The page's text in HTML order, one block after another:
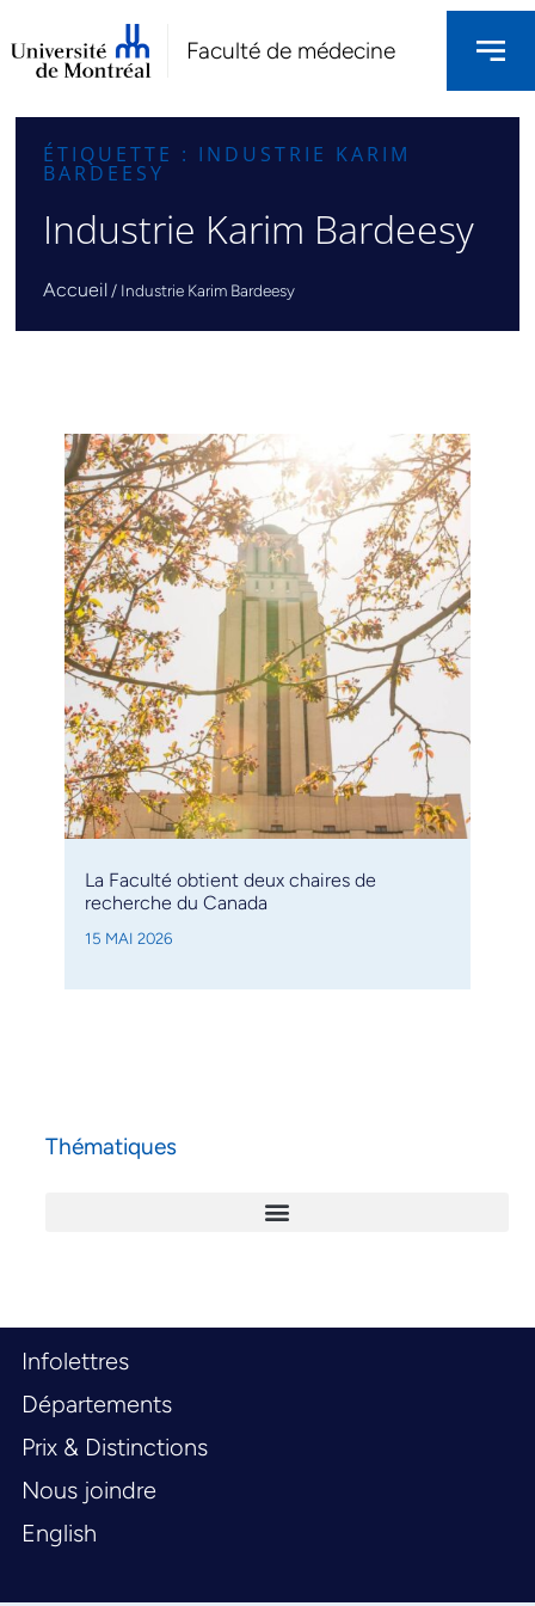
Faculté de médecine
ÉTIQUETTE : INDUSTRIE KARIM
BARDEESY
Industrie Karim Bardeesy
Accueil / Industrie Karim Bardeesy
La Faculté obtient deux chaires de
recherche du Canada
15 MAI 2026
Thématiques
Infolettres
Départements
Prix & Distinctions
Nous joindre
English